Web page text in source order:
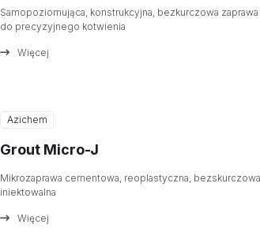
Samopoziomująca, konstrukcyjna, bezkurczowa zaprawa
do precyzyjnego kotwienia
Więcej
Azichem
Grout Micro-J
Mikrozaprawa cementowa, reoplastyczna,
iniektowalna
Więcej